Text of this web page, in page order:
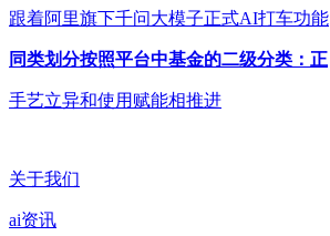
跟着阿里旗下千问大模子正式AI打车功能
同类划分按照平台中基金的二级分类：正
手艺立异和使用赋能相推进
关于我们
ai资讯